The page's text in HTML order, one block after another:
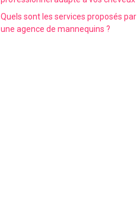
Quels sont les services proposés par
une agence de mannequins ?